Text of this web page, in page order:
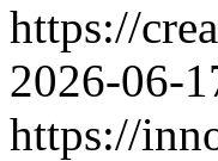
https://
2026-06-
https://